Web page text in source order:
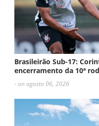
Brasileirão Sub-17:
encerramento da 10ª
- on agosto 06, 2026